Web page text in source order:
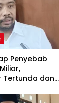
Penyebab
dan